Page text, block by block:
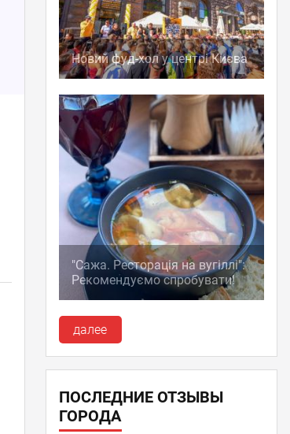
Новий фуд-хол у центрі Києва
"Сажа. Ресторація на вугіллі":
Рекомендуємо спробувати!
далее
ПОСЛЕДНИЕ ОТЗЫВЫ
ГОРОДА